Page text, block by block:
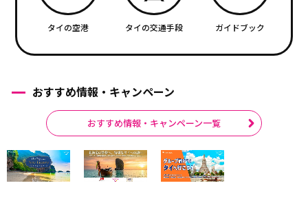
タイの空港 タイの交通手段 ガイドブック
おすすめ情報・キャンペーン
おすすめ情報・キャンペーン一覧